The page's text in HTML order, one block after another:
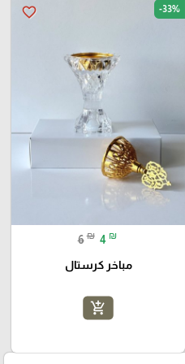
favorite_border -33%
6 ₪ 4 ₪
مباخر كرستال
add_shopping_cart